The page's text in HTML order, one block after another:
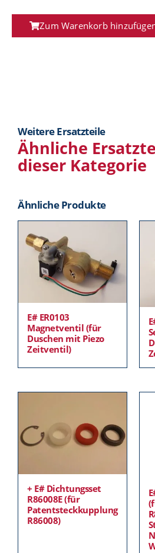
Zum Warenkorb
Weitere Ersatzteile
Ähnliche
dieser Kategorie
Ähnliche Produkte
E# ER0103
Magnetventil (für
Duschen mit Piezo
Zeitventil)
+ E# Dichtungsset
R86008E (für
Patentsteckkupplung
R86008)